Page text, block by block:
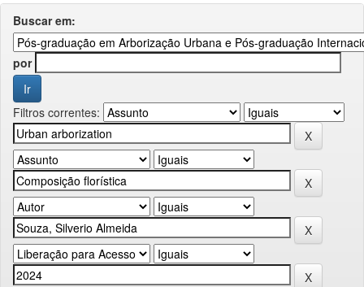
Buscar em:
por
Filtros correntes: